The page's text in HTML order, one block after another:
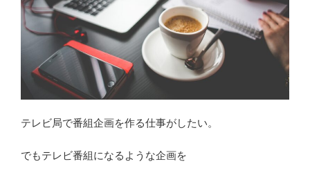
も
務
苦
す
テレビ局で番組企画を作る仕事がしたい。
でもテレビ番組になるような企画を